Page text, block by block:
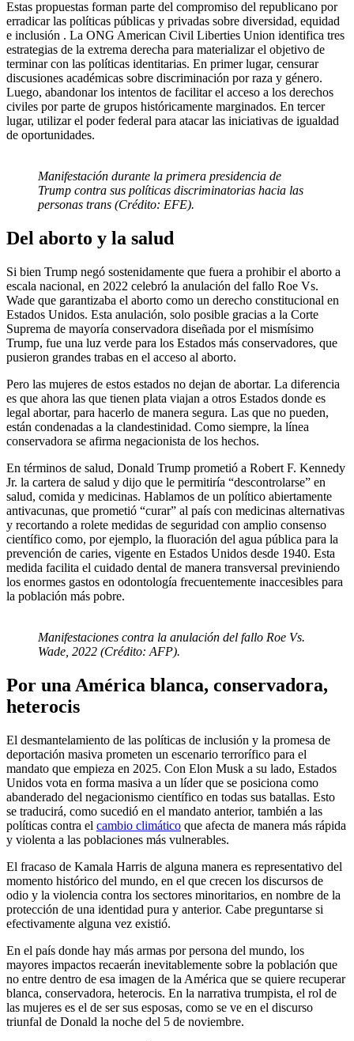
Estas propuestas forman parte del compromiso del republicano por
erradicar las políticas públicas y privadas sobre diversidad, equidad
e inclusión . La ONG American Civil Liberties Union identifica tres
estrategias de la extrema derecha para materializar el objetivo de
terminar con las políticas identitarias. En primer lugar, censurar
discusiones académicas sobre discriminación por raza y género.
Luego, abandonar los intentos de facilitar el acceso a los derechos
civiles por parte de grupos históricamente marginados. En tercer
lugar, utilizar el poder federal para atacar las iniciativas de igualdad
de oportunidades.
Manifestación durante la primera presidencia de
Trump contra sus políticas discriminatorias hacia las
personas trans (Crédito: EFE).
Del aborto y la salud
Si bien Trump negó sostenidamente que fuera a prohibir el aborto a
escala nacional, en 2022 celebró la anulación del fallo Roe Vs.
Wade que garantizaba el aborto como un derecho constitucional en
Estados Unidos. Esta anulación, solo posible gracias a la Corte
Suprema de mayoría conservadora diseñada por el mismísimo
Trump, fue una luz verde para los Estados más conservadores, que
pusieron grandes trabas en el acceso al aborto.
Pero las mujeres de estos estados no dejan de abortar. La diferencia
es que ahora las que tienen plata viajan a otros Estados donde es
legal abortar, para hacerlo de manera segura. Las que no pueden,
están condenadas a la clandestinidad. Como siempre, la línea
conservadora se afirma negacionista de los hechos.
En términos de salud, Donald Trump prometió a Robert F. Kennedy
Jr. la cartera de salud y dijo que le permitiría “descontrolarse” en
salud, comida y medicinas. Hablamos de un político abiertamente
antivacunas, que prometió “curar” al país con medicinas alternativas
y recortando a rolete medidas de seguridad con amplio consenso
científico como, por ejemplo, la fluoración del agua pública para la
prevención de caries, vigente en Estados Unidos desde 1940. Esta
medida facilita el cuidado dental de manera transversal previniendo
los enormes gastos en odontología frecuentemente inaccesibles para
la población más pobre.
Manifestaciones contra la anulación del fallo Roe Vs.
Wade, 2022 (Crédito: AFP).
Por una América blanca, conservadora,
heterocis
El desmantelamiento de las políticas de inclusión y la promesa de
deportación masiva prometen un escenario terrorífico para el
mandato que empieza en 2025. Con Elon Musk a su lado, Estados
Unidos vota en forma masiva a un líder que se posiciona como
abanderado del negacionismo científico en todas sus batallas. Esto
se traducirá, como sucedió en el mandato anterior, también a las
políticas contra el cambio climático que afecta de manera más rápida
y violenta a las poblaciones más vulnerables.
El fracaso de Kamala Harris de alguna manera es representativo del
momento histórico del mundo, en el que crecen los discursos de
odio y la violencia contra los sectores minoritarios, en nombre de la
protección de una identidad pura y anterior. Cabe preguntarse si
efectivamente alguna vez existió.
En el país donde hay más armas por persona del mundo, los
mayores impactos recaerán inevitablemente sobre la población que
no entre dentro de esa imagen de la América que se quiere recuperar
blanca, conservadora, heterocis. En la narrativa trumpista, el rol de
las mujeres es el de ser sus esposas, como se ve en el discurso
triunfal de Donald la noche del 5 de noviembre.